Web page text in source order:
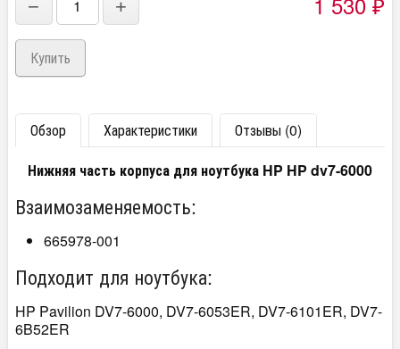
− + ₽
Обзор Характеристики
Отзывы (0)
Нижняя часть корпуса для ноутбука HP HP dv7-6000
Взаимозаменяемость:
665978-001
Подходит для ноутбука:
HP Pavilion DV7-6000, DV7-6053ER, DV7-6101ER, DV7-
6B52ER